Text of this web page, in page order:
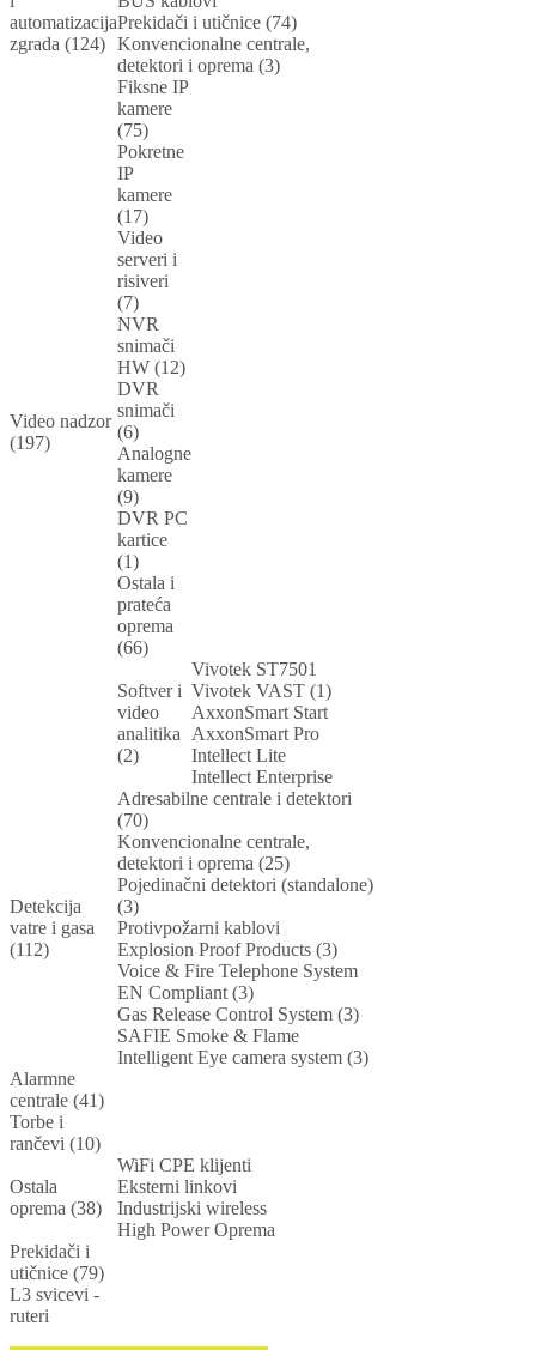
automatizacija
zgrada (124)
Prekidači i utičnice (74)
Konvencionalne centrale,
detektori i oprema (3)
Video nadzor
(197)
Fiksne IP
kamere
(75)
Pokretne
IP
kamere
(17)
Video
serveri i
risiveri
(7)
NVR
snimači
HW (12)
DVR
snimači
(6)
Analogne
kamere
(9)
DVR PC
kartice
(1)
Ostala i
prateća
oprema
(66)
Softver i
video
analitika
(2)
Vivotek ST7501
Vivotek VAST (1)
AxxonSmart Start
AxxonSmart Pro
Intellect Lite
Intellect Enterprise
Detekcija
vatre i gasa
(112)
Adresabilne centrale i detektori
(70)
Konvencionalne centrale,
detektori i oprema (25)
Pojedinačni detektori (standalone)
(3)
Protivpožarni kablovi
Explosion Proof Products (3)
Voice & Fire Telephone System
EN Compliant (3)
Gas Release Control System (3)
SAFIE Smoke & Flame
Intelligent Eye camera system (3)
Alarmne
centrale (41)
Torbe i
rančevi (10)
Ostala
oprema (38)
WiFi CPE klijenti
Eksterni linkovi
Industrijski wireless
High Power Oprema
Prekidači i
utičnice (79)
L3 svicevi -
ruteri